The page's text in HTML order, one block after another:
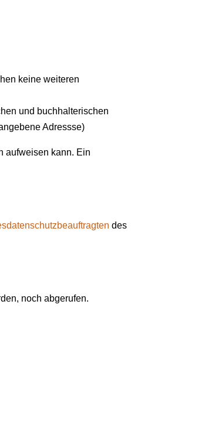
keine weiteren
und buchhalterischen
Adressse)
aufweisen kann. Ein
des
noch abgerufen.